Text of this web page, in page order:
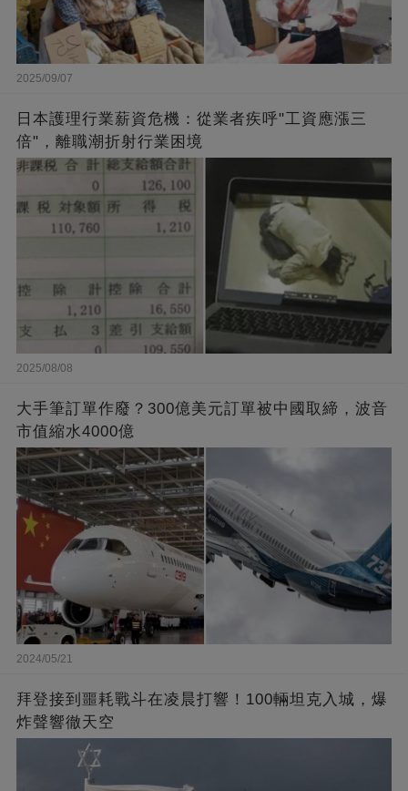
2025/09/07
日本護理行業薪資危機：從業者疾呼"工資應漲三
倍"，離職潮折射行業困境
2025/08/08
大手筆訂單作廢？300億美元訂單被中國取締，波音
市值縮水4000億
2024/05/21
拜登接到噩耗戰斗在凌晨打響！100輛坦克入城，爆
炸聲響徹天空